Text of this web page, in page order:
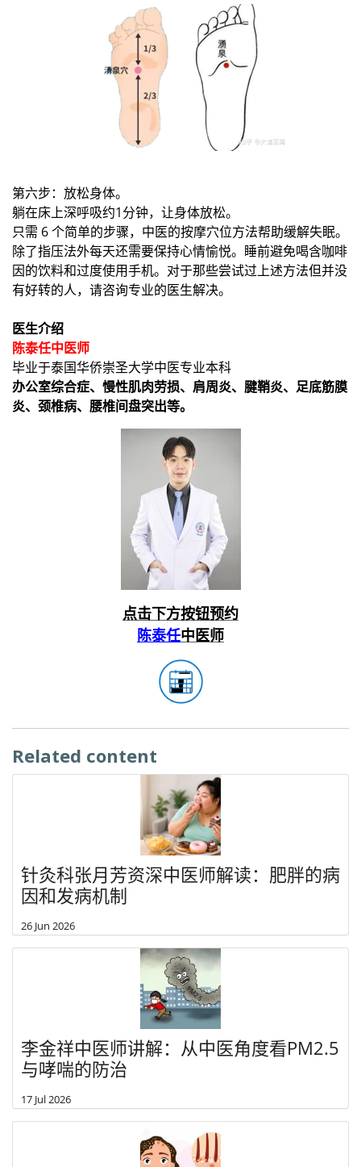
第六步：放松身体。
躺在床上深呼吸约1分钟，让身体放松。
只需 6 个简单的步骤，中医的按摩穴位方法帮助缓解失眠。
除了指压法外每天还需要保持心情愉悦。睡前避免喝含咖啡
因的饮料和过度使用手机。对于那些尝试过上述方法但并没
有好转的人，请咨询专业的医生解决。
医生介绍
陈泰任中医师
毕业于泰国华侨崇圣大学中医专业本科
办公室综合症、慢性肌肉劳损、肩周炎、腱鞘炎、足底筋膜
炎、颈椎病、腰椎间盘突出等。
点击下方按钮预约
陈泰任中医师
Related content
针灸科张月芳资深中医师解读：肥胖的病
因和发病机制
26 Jun 2026
李金祥中医师讲解：从中医角度看PM2.5
与哮喘的防治
17 Jul 2026